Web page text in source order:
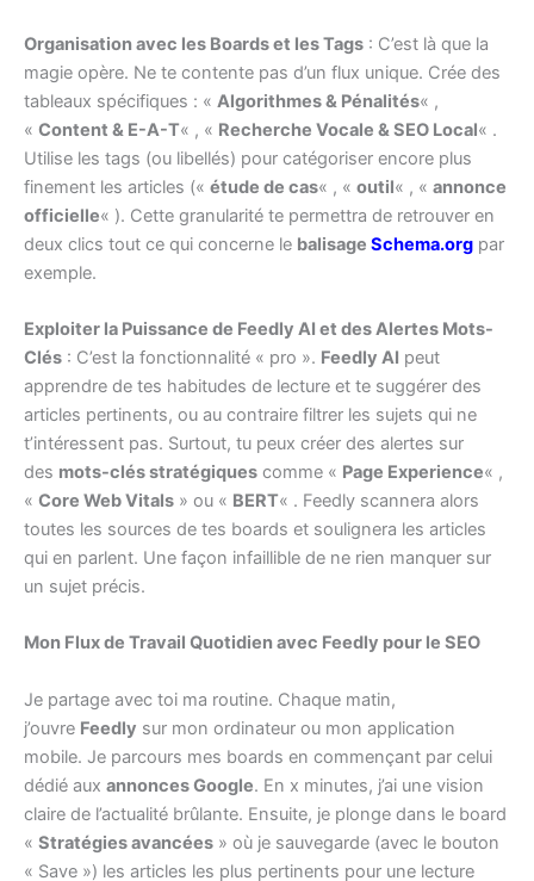
Organisation avec les Boards et les Tags : C’est là que la
magie opère. Ne te contente pas d’un flux unique. Crée des
tableaux spécifiques : « Algorithmes & Pénalités« ,
« Content & E-A-T« , « Recherche Vocale & SEO Local« .
Utilise les tags (ou libellés) pour catégoriser encore plus
finement les articles (« étude de cas« , « outil« , « annonce
officielle« ). Cette granularité te permettra de retrouver en
deux clics tout ce qui concerne le balisage Schema.org par
exemple.
Exploiter la Puissance de Feedly AI et des Alertes Mots-
Clés : C’est la fonctionnalité « pro ». Feedly AI peut
apprendre de tes habitudes de lecture et te suggérer des
articles pertinents, ou au contraire filtrer les sujets qui ne
t’intéressent pas. Surtout, tu peux créer des alertes sur
des mots-clés stratégiques comme « Page Experience« ,
« Core Web Vitals » ou « BERT« . Feedly scannera alors
toutes les sources de tes boards et soulignera les articles
qui en parlent. Une façon infaillible de ne rien manquer sur
un sujet précis.
Mon Flux de Travail Quotidien avec Feedly pour le SEO
Je partage avec toi ma routine. Chaque matin,
j’ouvre Feedly sur mon ordinateur ou mon application
mobile. Je parcours mes boards en commençant par celui
dédié aux annonces Google. En x minutes, j’ai une vision
claire de l’actualité brûlante. Ensuite, je plonge dans le board
« Stratégies avancées » où je sauvegarde (avec le bouton
« Save ») les articles les plus pertinents pour une lecture